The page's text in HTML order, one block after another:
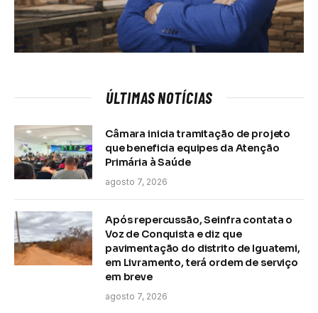
ÚLTIMAS NOTÍCIAS
Câmara inicia tramitação de projeto
que beneficia equipes da Atenção
Primária à Saúde
agosto 7, 2026
Após repercussão, Seinfra contata o
Voz de Conquista e diz que
pavimentação do distrito de Iguatemi,
em Livramento, terá ordem de serviço
em breve
agosto 7, 2026